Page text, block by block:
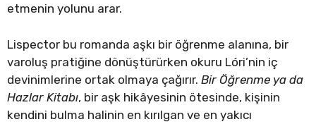
etmenin yolunu arar.
Lispector bu romanda aşkı bir öğrenme alanına, bir
varoluş pratiğine dönüştürürken okuru Lóri’nin iç
devinimlerine ortak olmaya çağırır. Bir Öğrenme ya da
Hazlar Kitabı, bir aşk hikâyesinin ötesinde, kişinin
kendini bulma halinin en kırılgan ve en yakıcı